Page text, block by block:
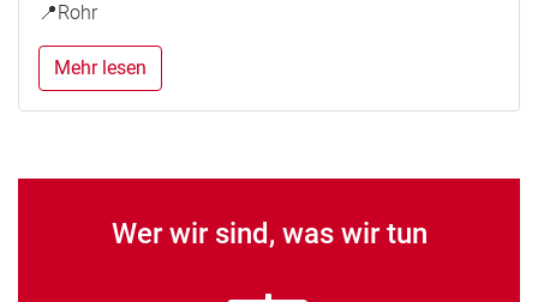
📍Rohr
Mehr lesen
Wer wir sind, was wir tun